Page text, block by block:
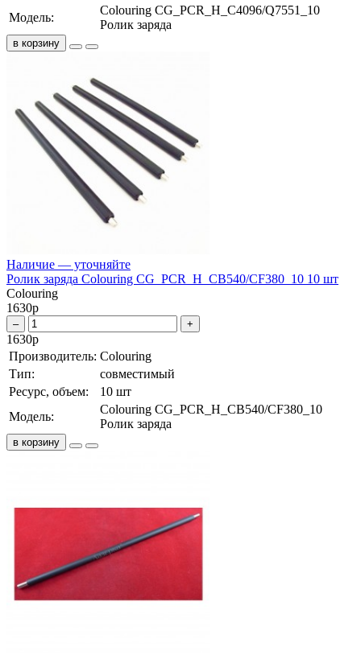
Модель:
Colouring CG_PCR_H_C4096/Q7551_10
Ролик заряда
в корзину
Наличие — уточняйте
Ролик заряда Colouring CG_PCR_H_CB540/CF380_10 10 шт
Colouring
1630р
– +
1630р
Производитель: Colouring
Тип:
совместимый
Ресурс, объем:
10 шт
Модель:
Colouring CG_PCR_H_CB540/CF380_10
Ролик заряда
в корзину